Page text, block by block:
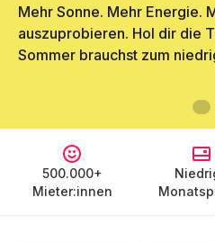
Mehr Sonne. Mehr Energie.
auszuprobieren. Hol dir die
Sommer brauchst zum
500.000+
Mieter:innen